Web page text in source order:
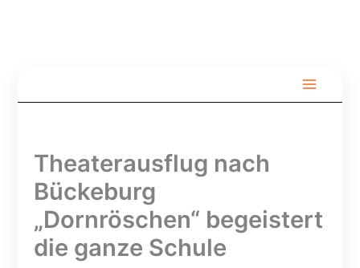
Theaterausflug nach
Bückeburg
„Dornröschen“ begeistert
die ganze Schule
r
f
e
i
e
n
p
e
r
r
u
n
g
i
c
b